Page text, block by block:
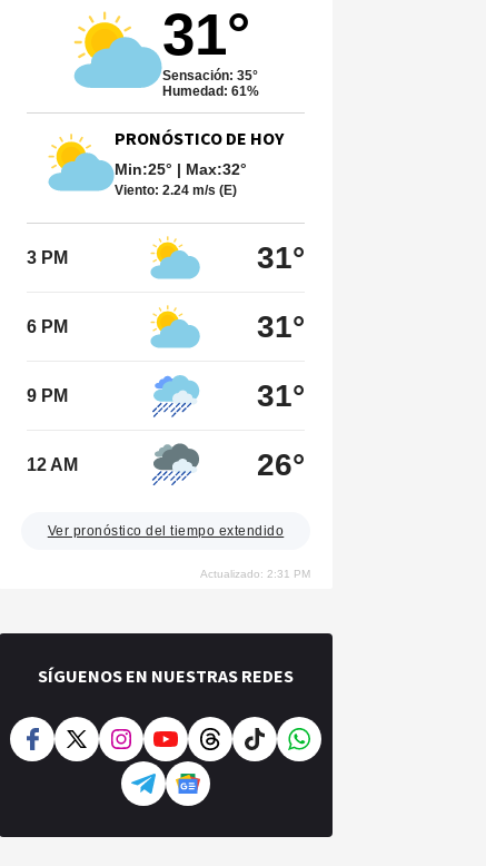
31°
Sensación: 35°
Humedad: 61%
PRONÓSTICO DE HOY
Min:25° | Max:32°
Viento: 2.24 m/s (E)
3 PM 31°
6 PM 31°
9 PM 31°
12 AM 26°
Ver pronóstico del tiempo extendido
Actualizado: 2:31 PM
SÍGUENOS EN NUESTRAS REDES